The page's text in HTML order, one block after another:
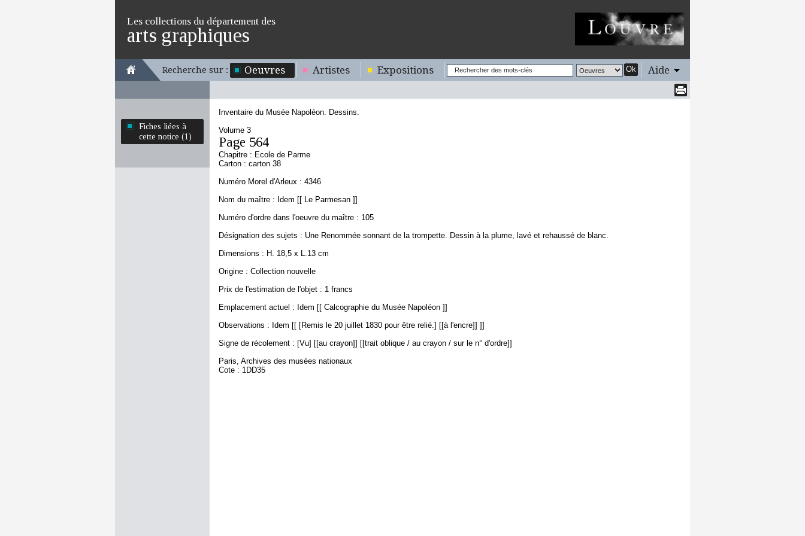
Les collections du département des
arts graphiques
Recherche sur : Oeuvres Artistes Expositions Ok Aide
Fiches liées à
cette notice (1)
Inventaire du Musée Napoléon. Dessins.
Volume 3
Page 564
Chapitre : Ecole de Parme
Carton : carton 38
Numéro Morel d'Arleux : 4346
Nom du maître : Idem [[ Le Parmesan ]]
Numéro d'ordre dans l'oeuvre du maître : 105
Désignation des sujets : Une Renommée sonnant de la trompette. Dessin à la plume, lavé et rehaussé de blanc.
Dimensions : H. 18,5 x L.13 cm
Origine : Collection nouvelle
Prix de l'estimation de l'objet : 1 francs
Emplacement actuel : Idem [[ Calcographie du Musée Napoléon ]]
Observations : Idem [[ [Remis le 20 juillet 1830 pour être relié.] [[à l'encre]] ]]
Signe de récolement : [Vu] [[au crayon]] [[trait oblique / au crayon / sur le n° d'ordre]]
Paris, Archives des musées nationaux
Cote : 1DD35